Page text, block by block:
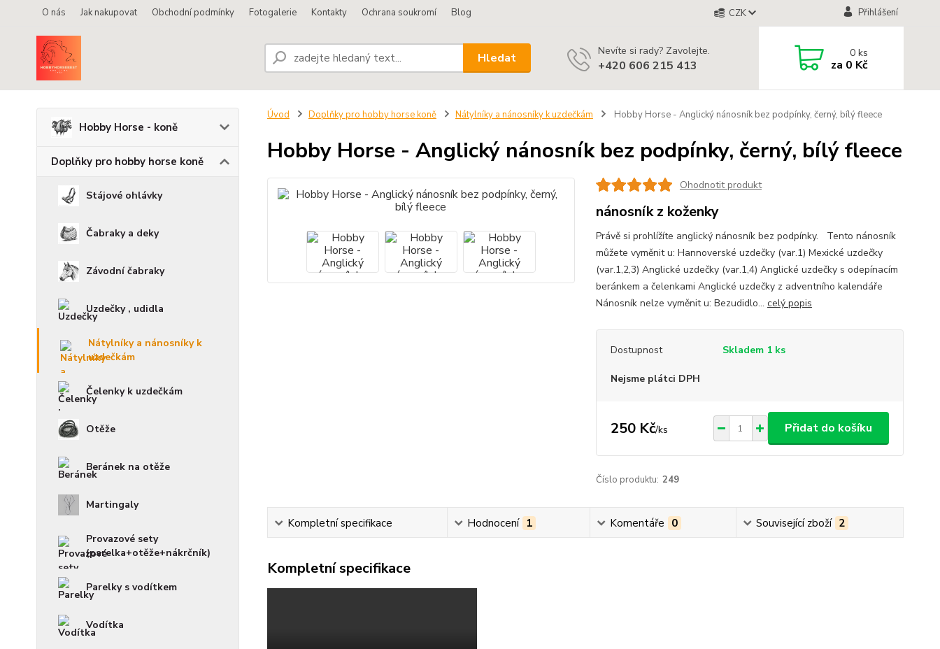
O nás Jak nakupovat Obchodní podmínky Fotogalerie Kontakty Ochrana soukromí Blog CZK Přihlášení
Hledat Nevíte si rady? Zavolejte.
+420 606 215 413
0ks
za 0 Kč
Hobby Horse - koně
Doplňky pro hobby horse koně
Stájové ohlávky
Čabraky a deky
Závodní čabraky
Uzdečky , udidla
Nátylníky a nánosníky k
uzdečkám
Čelenky k uzdečkám
Otěže
Beránek na otěže
Martingaly
Provazové sety
(parelka+otěže+nákrčník)
Parelky s vodítkem
Vodítka
Úvod Doplňky pro hobby horse koně Nátylníky a nánosníky k uzdečkám Hobby Horse - Anglický nánosník bez podpínky, černý, bílý fleece
Hobby Horse - Anglický nánosník bez podpínky, černý, bílý fleece
Ohodnotit produkt
nánosník z koženky
Právě si prohlížíte anglický nánosník bez podpínky. Tento nánosník
můžete vyměnit u: Hannoverské uzdečky (var.1) Mexické uzdečky
(var.1,2,3) Anglické uzdečky (var.1,4) Anglické uzdečky s odepínacím
beránkem a čelenkami Anglické uzdečky z adventního kalendáře
Nánosník nelze vyměnit u: Bezudidlo... celý popis
Dostupnost Skladem 1 ks
Nejsme plátci DPH
250 Kč/ks Přidat do košíku
Číslo produktu: 249
Kompletní specifikace Hodnocení 1 Komentáře 0 Související zboží 2
Kompletní specifikace